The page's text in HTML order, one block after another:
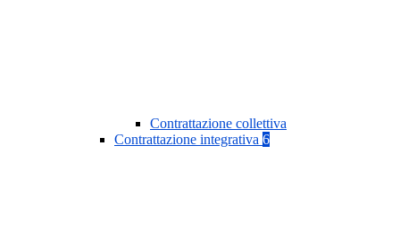
Contrattazione collettiva
Contrattazione integrativa 6